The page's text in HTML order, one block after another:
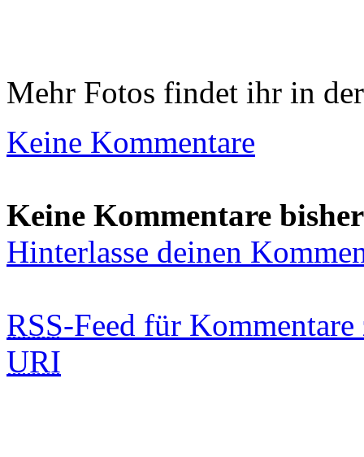
Mehr Fotos findet ihr in
Keine Kommentare
Keine Kommentare bisher
Hinterlasse deinen
RSS-Feed für
URI